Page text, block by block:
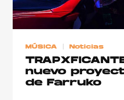
MÚSICA Noticias
nuevo
de Farruko